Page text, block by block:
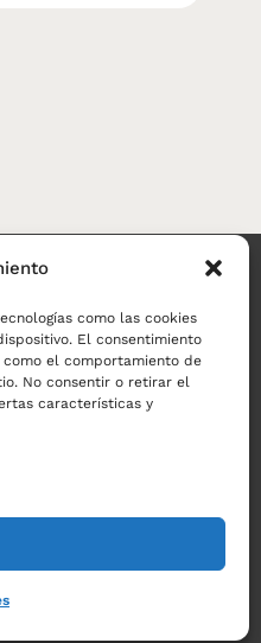
como las cookies
El consentimiento
el comportamiento de
No consentir o retirar el
características y